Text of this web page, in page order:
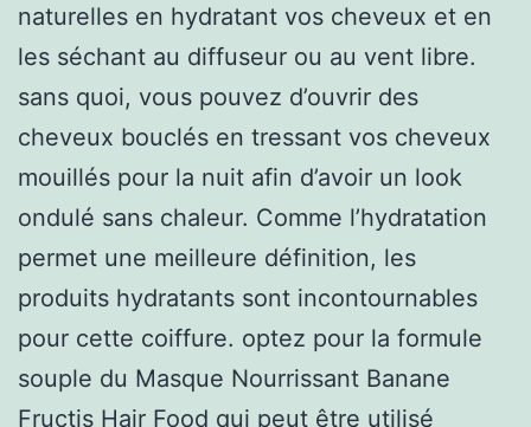
naturelles en hydratant vos cheveux et en
les séchant au diffuseur ou au vent libre.
sans quoi, vous pouvez d’ouvrir des
cheveux bouclés en tressant vos cheveux
mouillés pour la nuit afin d’avoir un look
ondulé sans chaleur. Comme l’hydratation
permet une meilleure définition, les
produits hydratants sont incontournables
pour cette coiffure. optez pour la formule
souple du Masque Nourrissant Banane
Fructis Hair Food qui peut être utilisé